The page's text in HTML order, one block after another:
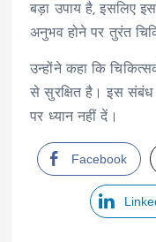
बड़ा उपाय है, इसलिए
अनुभव होने पर तुरंत
उन्होंने कहा कि
से सुरक्षित है। इस संबंध
पर ध्यान नहीं दें।
Facebook